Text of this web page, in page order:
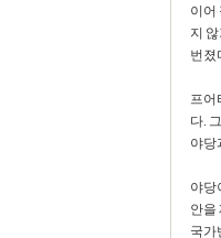
이어
지
번졌
프어
다.
야당
야당
안을
국가